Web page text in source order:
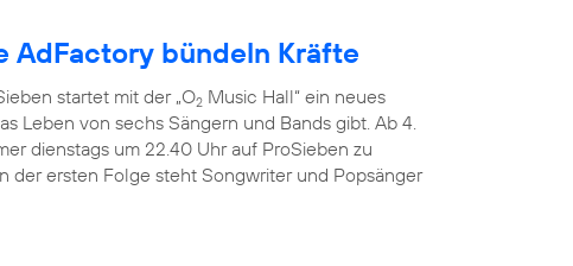
AdFactory bündeln Kräfte
startet mit der „O2 Music Hall“ ein neues
Leben von sechs Sängern und Bands gibt. Ab 4.
dienstags um 22.40 Uhr auf ProSieben zu
der ersten Folge steht Songwriter und Popsänger